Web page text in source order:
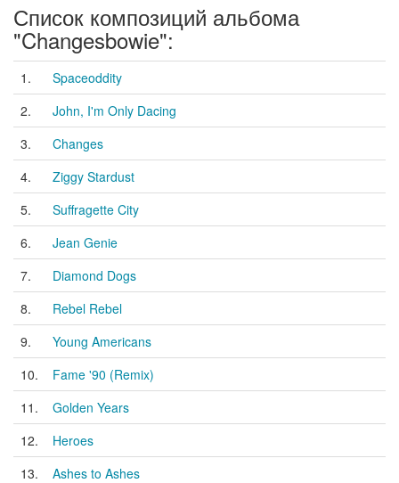
Список композиций альбома
"Changesbowie":
1.
Spaceoddity
2.
John, I'm Only Dacing
3.
Changes
4.
Ziggy Stardust
5.
Suffragette City
6.
Jean Genie
7.
Diamond Dogs
8.
Rebel Rebel
9.
Young Americans
10.
Fame '90 (Remix)
11.
Golden Years
12.
Heroes
13.
Ashes to Ashes